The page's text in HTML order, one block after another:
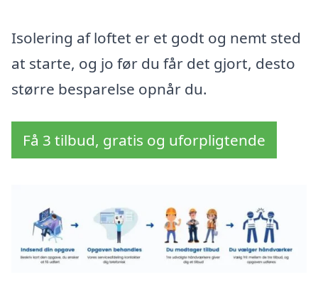
Isolering af loftet er et godt og nemt sted
at starte, og jo før du får det gjort, desto
større besparelse opnår du.
Få 3 tilbud, gratis og uforpligtende